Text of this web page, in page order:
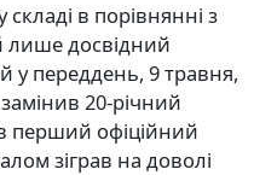
в порівнянні з
лише досвідний
у переддень, 9 травня,
20-річний
перший офіційний
зіграв на доволі